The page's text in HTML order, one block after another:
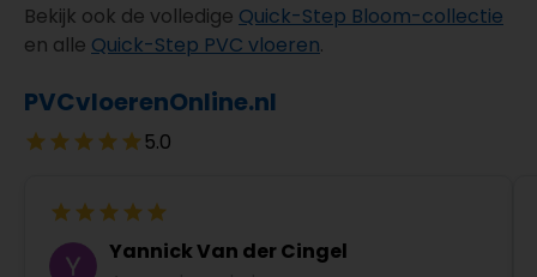
Bekijk ook de volledige Quick-Step Bloom-collectie
en alle Quick-Step PVC vloeren.
PVCvloerenOnline.nl
5.0
Yannick Van der Cingel